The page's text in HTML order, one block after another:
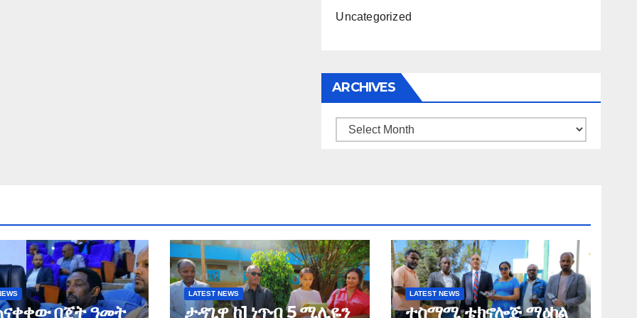
Uncategorized
ARCHIVES
Archives
በጀት ዓመት
LATEST NEWS
ታዳጊዋ ከ1 ነጥብ 5 ሚሊዬን
LATEST NEWS
ተስማሚ ቴክኖሎጅ ማዕከል